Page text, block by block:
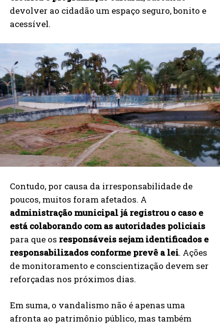
devolver ao cidadão um espaço seguro, bonito e
acessível.
Contudo, por causa da irresponsabilidade de
poucos, muitos foram afetados. A
administração municipal já registrou o caso e
está colaborando com as autoridades policiais
para que os responsáveis sejam identificados e
responsabilizados conforme prevê a lei. Ações
de monitoramento e conscientização devem ser
reforçadas nos próximos dias.
Em suma, o vandalismo não é apenas uma
afronta ao patrimônio público, mas também